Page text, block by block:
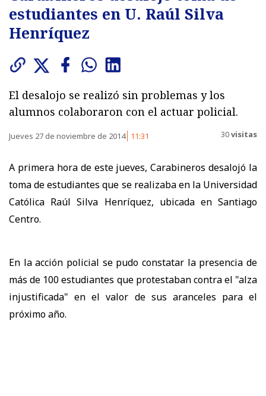
estudiantes en U. Raúl Silva
Henríquez
El desalojo se realizó sin problemas y los
alumnos colaboraron con el actuar policial.
Jueves 27 de noviembre de 2014 11:31 30visitas
A primera hora de este jueves, Carabineros desalojó la
toma de estudiantes que se realizaba en la Universidad
Católica Raúl Silva Henríquez, ubicada en Santiago
Centro.
En la acción policial se pudo constatar la presencia de
más de 100 estudiantes que protestaban contra el "alza
injustificada" en el valor de sus aranceles para el
próximo año.